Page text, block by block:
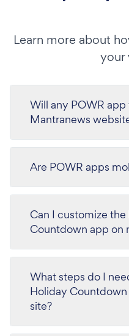
Learn more about
your
Will any POWR
Mantranews
Are POWR apps
Can I customize
Countdown app on
What steps do I
Holiday
site?